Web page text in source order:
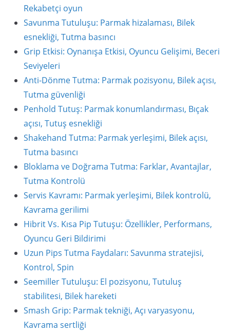
Rekabetçi oyun
Savunma Tutuluşu: Parmak hizalaması, Bilek
esnekliği, Tutma basıncı
Grip Etkisi: Oynanışa Etkisi, Oyuncu Gelişimi, Beceri
Seviyeleri
Anti-Dönme Tutma: Parmak pozisyonu, Bilek açısı,
Tutma güvenliği
Penhold Tutuş: Parmak konumlandırması, Bıçak
açısı, Tutuş esnekliği
Shakehand Tutma: Parmak yerleşimi, Bilek açısı,
Tutma basıncı
Bloklama ve Doğrama Tutma: Farklar, Avantajlar,
Tutma Kontrolü
Servis Kavramı: Parmak yerleşimi, Bilek kontrolü,
Kavrama gerilimi
Hibrit Vs. Kısa Pip Tutuşu: Özellikler, Performans,
Oyuncu Geri Bildirimi
Uzun Pips Tutma Faydaları: Savunma stratejisi,
Kontrol, Spin
Seemiller Tutuluşu: El pozisyonu, Tutuluş
stabilitesi, Bilek hareketi
Smash Grip: Parmak tekniği, Açı varyasyonu,
Kavrama sertliği